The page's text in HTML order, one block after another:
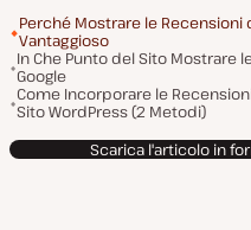
Perché Mostrare le Recensioni
Vantaggioso
In Che Punto del Sito Mostrare
Google
Come Incorporare le
Sito WordPress (2 Metodi)
Scarica l'articolo in